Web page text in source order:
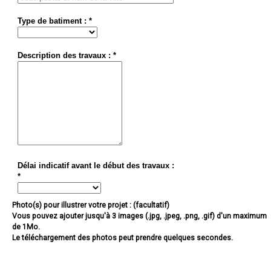
Type de batiment : *
Description des travaux : *
Délai indicatif avant le début des travaux :
*
Photo(s) pour illustrer votre projet : (facultatif)
Vous pouvez ajouter jusqu'à 3 images (.jpg, .jpeg, .png, .gif) d'un maximum
de 1Mo.
Le téléchargement des photos peut prendre quelques secondes.